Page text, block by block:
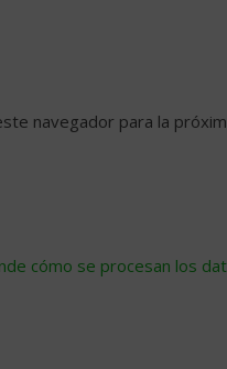
navegador para la
cómo se procesan los